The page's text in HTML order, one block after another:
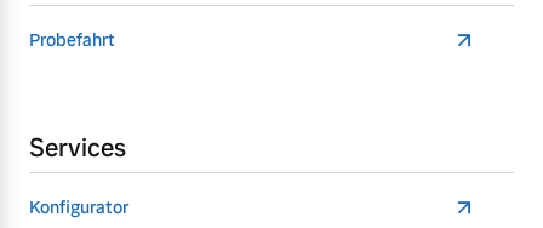
Probefahrt
Services
Konfigurator